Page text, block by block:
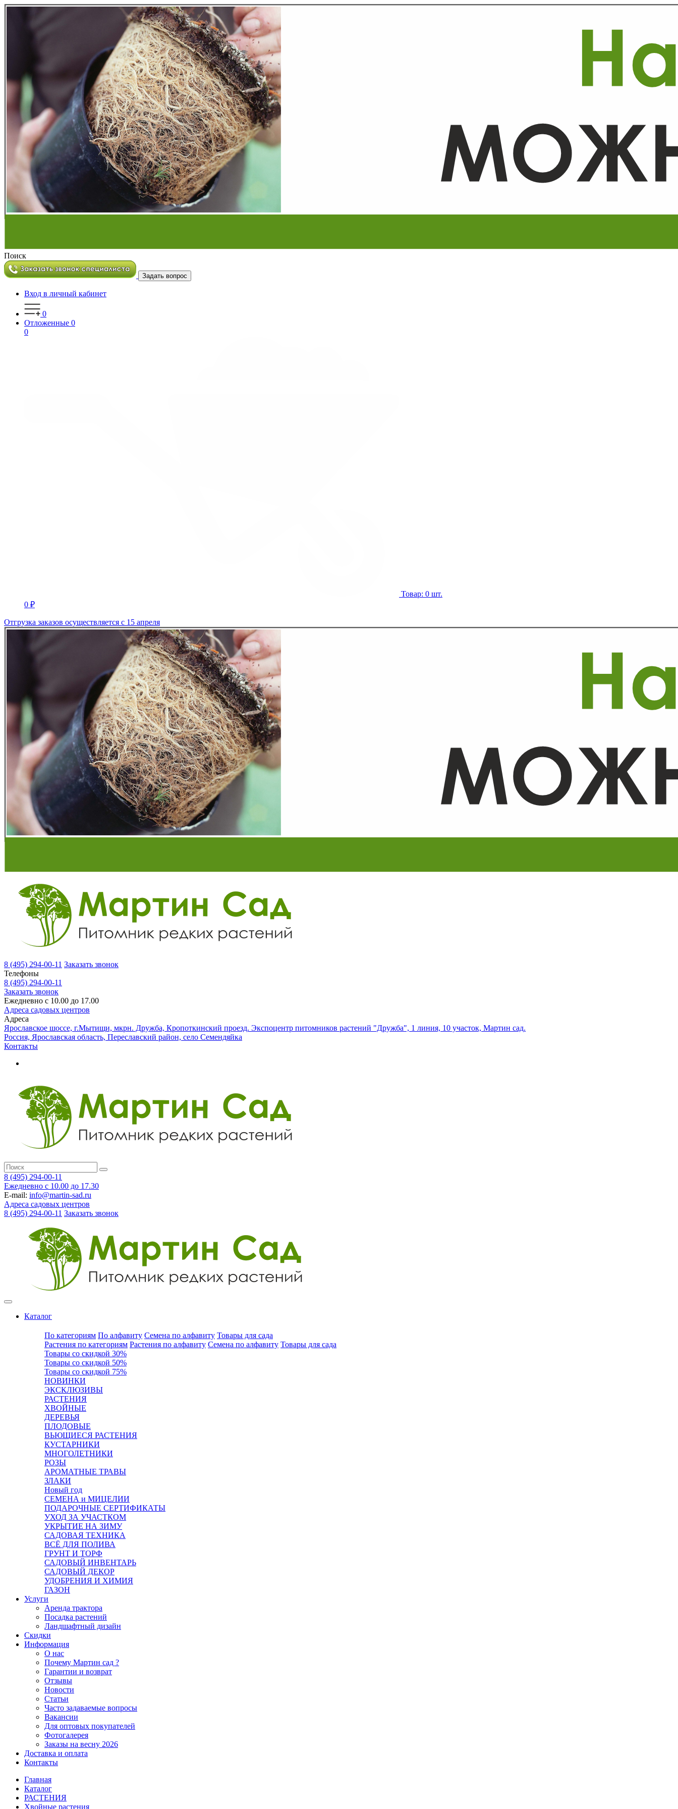
Поиск
Задать вопрос
Вход в личный кабинет
0
Отложенные 0
0
Товар: 0 шт.
0 ₽
Отгрузка заказов осуществляется с 15 апреля
8 (495) 294-00-11 Заказать звонок
Телефоны
8 (495) 294-00-11
Заказать звонок
Ежедневно с 10.00 до 17.00
Адреса садовых центров
Адреса
Ярославское шоссе, г.Мытищи, мкрн. Дружба, Кропоткинский проезд. Экспоцентр питомников растений "Дружба", 1 линия, 10 участок, Мартин сад.
Россия, Ярославская область, Переславский район, село Семендяйка
Контакты
8 (495) 294-00-11
Ежедневно с 10.00 до 17.30
E-mail: info@martin-sad.ru
Адреса садовых центров
8 (495) 294-00-11 Заказать звонок
Каталог
По категориям По алфавиту Семена по алфавиту Товары для сада
Растения по категориям Растения по алфавиту Семена по алфавиту Товары для сада
Товары со скидкой 30%
Товары со скидкой 50%
Товары со скидкой 75%
НОВИНКИ
ЭКСКЛЮЗИВЫ
РАСТЕНИЯ
ХВОЙНЫЕ
ДЕРЕВЬЯ
ПЛОДОВЫЕ
ВЬЮЩИЕСЯ РАСТЕНИЯ
КУСТАРНИКИ
МНОГОЛЕТНИКИ
РОЗЫ
АРОМАТНЫЕ ТРАВЫ
ЗЛАКИ
Новый год
СЕМЕНА и МИЦЕЛИИ
ПОДАРОЧНЫЕ СЕРТИФИКАТЫ
УХОД ЗА УЧАСТКОМ
УКРЫТИЕ НА ЗИМУ
САДОВАЯ ТЕХНИКА
ВСЁ ДЛЯ ПОЛИВА
ГРУНТ И ТОРФ
САДОВЫЙ ИНВЕНТАРЬ
САДОВЫЙ ДЕКОР
УДОБРЕНИЯ И ХИМИЯ
ГАЗОН
Услуги
Аренда трактора
Посадка растений
Ландшафтный дизайн
Скидки
Информация
О нас
Почему Мартин сад ?
Гарантии и возврат
Отзывы
Новости
Статьи
Часто задаваемые вопросы
Вакансии
Для оптовых покупателей
Фотогалерея
Заказы на весну 2026
Доставка и оплата
Контакты
Главная
Каталог
РАСТЕНИЯ
Хвойные растения